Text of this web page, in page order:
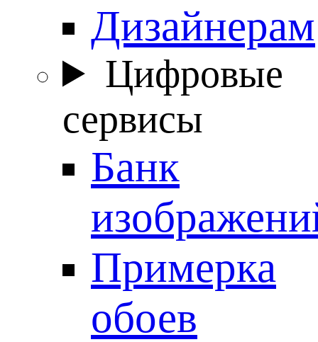
Дизайнерам
Цифровые
сервисы
Банк
Примерка
обоев